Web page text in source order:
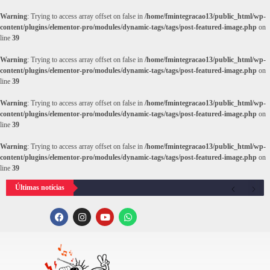
Warning: Trying to access array offset on false in /home/fmintegracao13/public_html/wp-
content/plugins/elementor-pro/modules/dynamic-tags/tags/post-featured-image.php on
line 39
Warning: Trying to access array offset on false in /home/fmintegracao13/public_html/wp-
content/plugins/elementor-pro/modules/dynamic-tags/tags/post-featured-image.php on
line 39
Warning: Trying to access array offset on false in /home/fmintegracao13/public_html/wp-
content/plugins/elementor-pro/modules/dynamic-tags/tags/post-featured-image.php on
line 39
Warning: Trying to access array offset on false in /home/fmintegracao13/public_html/wp-
content/plugins/elementor-pro/modules/dynamic-tags/tags/post-featured-image.php on
line 39
Últimas notícias